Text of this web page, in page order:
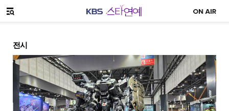
메뉴 열기
전시